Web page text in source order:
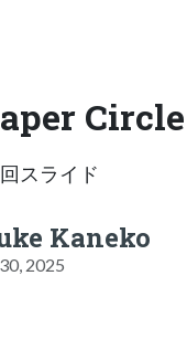
スライド
Kaneko
2025